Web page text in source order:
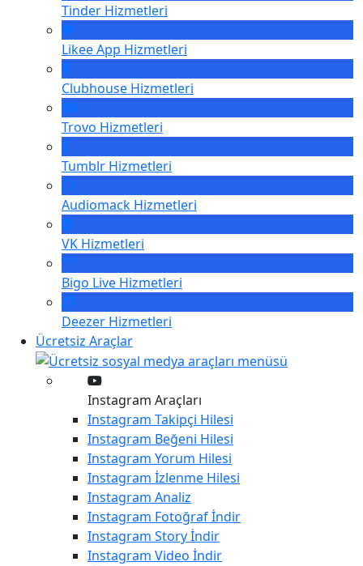
Tinder Hizmetleri
Likee App Hizmetleri
Clubhouse Hizmetleri
Trovo Hizmetleri
Tumblr Hizmetleri
Audiomack Hizmetleri
VK Hizmetleri
Bigo Live Hizmetleri
Deezer Hizmetleri
Ücretsiz Araçlar
Instagram Araçları
Instagram Takipçi Hilesi
Instagram Beğeni Hilesi
Instagram Yorum Hilesi
Instagram İzlenme Hilesi
Instagram Analiz
Instagram Fotoğraf İndir
Instagram Story İndir
Instagram Video İndir